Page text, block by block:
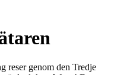
reser genom den Tredje